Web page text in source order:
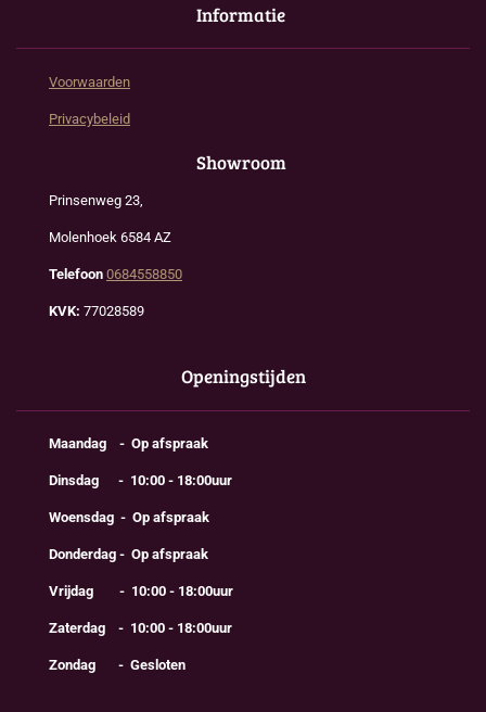
Informatie
Voorwaarden
Privacybeleid
Showroom
Prinsenweg 23,
Molenhoek 6584 AZ
Telefoon 0684558850
KVK: 77028589
Openingstijden
Maandag - Op afspraak
Dinsdag - 10:00 - 18:00uur
Woensdag - Op afspraak
Donderdag - Op afspraak
Vrijdag - 10:00 - 18:00uur
Zaterdag - 10:00 - 18:00uur
Zondag - Gesloten